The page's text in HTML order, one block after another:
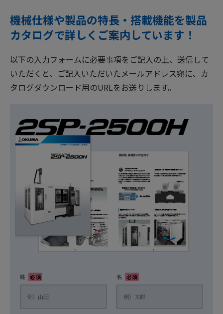
機械仕様や製品の特長・搭載機能を製品
カタログで詳しくご案内しています！
以下の入力フォームに必要事項をご記入の上、送信して
いただくと、ご記入いただいたメールアドレス宛に、カ
タログダウンロード用のURLをお送りします。
姓 必須 名 必須